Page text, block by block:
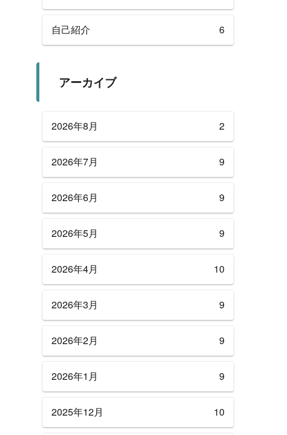
自己紹介 6
アーカイブ
2026年8月 2
2026年7月 9
2026年6月 9
2026年5月 9
2026年4月 10
2026年3月 9
2026年2月 9
2026年1月 9
2025年12月 10